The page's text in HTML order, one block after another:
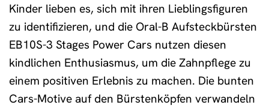
Kinder lieben es, sich mit ihren Lieblingsfiguren
zu identifizieren, und die Oral-B Aufsteckbürsten
EB10S-3 Stages Power Cars nutzen diesen
kindlichen Enthusiasmus, um die Zahnpflege zu
einem positiven Erlebnis zu machen. Die bunten
Cars-Motive auf den Bürstenköpfen verwandeln